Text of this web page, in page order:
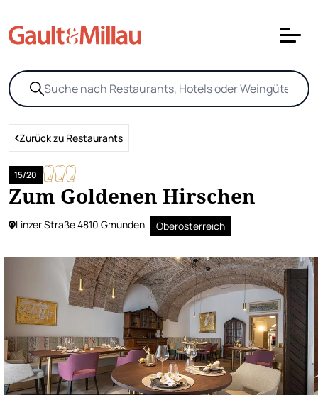
Zurück zu Restaurants
Zum Goldenen Hirschen
15/20
Linzer Straße 4810 Gmunden Oberösterreich